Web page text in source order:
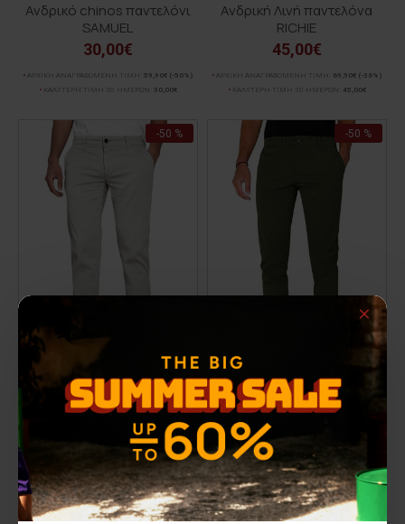
Ανδρικό chinos παντελόνι
SAMUEL
30,00€
ΑΡΧΙΚΗ ΑΝΑΓΡΑΦΟΜΕΝΗ ΤΙΜΗ: 59,90€ (-50%)
ΚΑΛΥΤΕΡΗ ΤΙΜΗ 30 ΗΜΕΡΩΝ:
30,00€
Ανδρική Λινή παντελόνα
RICHIE
45,00€
ΑΡΧΙΚΗ ΑΝΑΓΡΑΦΟΜΕΝΗ ΤΙΜΗ: 69,90€ (-36%)
ΚΑΛΥΤΕΡΗ ΤΙΜΗ 30 ΗΜΕΡΩΝ:
45,00€
-50 %
Ανδρικό chinos παντελόνι
CHARLIE
30,00€
ΑΡΧΙΚΗ ΑΝΑΓΡΑΦΟΜΕΝΗ ΤΙΜΗ:59,90€ (-50%)
ΚΑΛΥΤΕΡΗ ΤΙΜΗ 30 ΗΜΕΡΩΝ: 30,00€
-50 %
Ανδρικό chinos παντελόνι
ROWLY
30,00€
ΑΡΧΙΚΗ ΑΝΑΓΡΑΦΟΜΕΝΗ ΤΙΜΗ:59,90€
ΚΑΛΥΤΕΡΗ ΤΙΜΗ 30 ΗΜΕΡΩΝ:
30,00€